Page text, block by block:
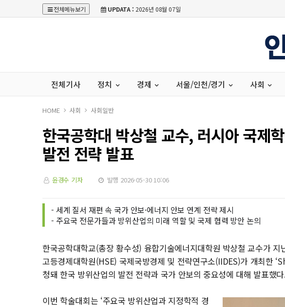
전체메뉴보기 UPDATA : 2026년 08월 07일
전체기사 정치 경제 서울/인천/경기 사회
HOME 사회 사회일반
한국공학대 박상철 교수, 러시아 국제
발전 전략 발표
윤경수 기자 발행 2026-05-30 10:06
- 세계 질서 재편 속 국가 안보·에너지 안보 연계 전략 제시
- 주요국 전문가들과 방위산업의 미래 역할 및 국제 협력 방안 논의
한국공학대학교(총장 황수성) 융합기술에너지대학원 박상철 교수가
고등경제대학원(HSE) 국제국방경제 및 전략연구소(IIDES)가 개최한
청돼 한국 방위산업의 발전 전략과 국가 안보의 중요성에 대해 발표했
이번 학술대회는 ‘주요국 방위산업과 지정학적 경